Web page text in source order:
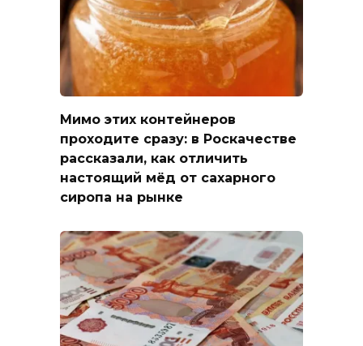
Мимо этих контейнеров
проходите сразу: в Роскачестве
рассказали, как отличить
настоящий мёд от сахарного
сиропа на рынке